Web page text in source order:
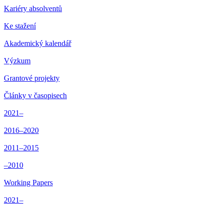
Kariéry absolventů
Ke stažení
Akademický kalendář
Výzkum
Grantové projekty
Články v časopisech
2021–
2016–2020
2011–2015
–2010
Working Papers
2021–